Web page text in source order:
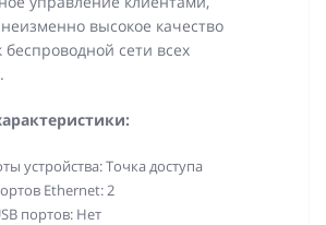
высокое качество
сети всех
устройства: Точка доступа
Ethernet: 2
портов: Нет